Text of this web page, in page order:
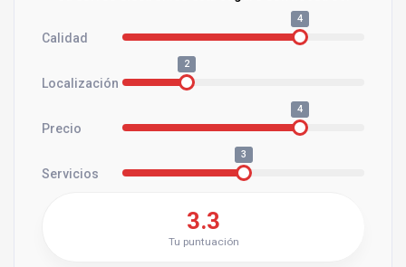
Calidad
4
Localización
2
Precio
4
Servicios
3
3.3
Tu puntuación